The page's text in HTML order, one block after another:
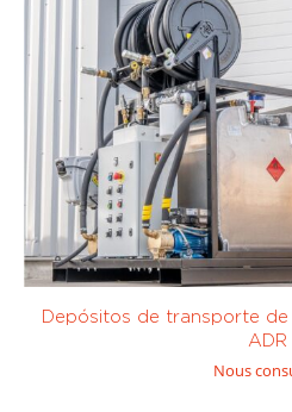
Tráiler(3)
Aceite(5)
Depósitos de transporte de
ADR
Nous